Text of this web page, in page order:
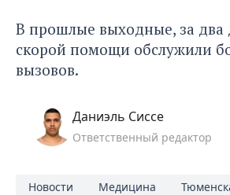
В прошлые выходные, за два
скорой помощи обслужили
вызовов.
Даниэль Сиссе
Ответственный редактор
Новости Медицина